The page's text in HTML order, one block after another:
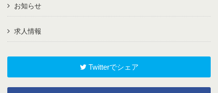
お知らせ
求人情報
Twitterでシェア